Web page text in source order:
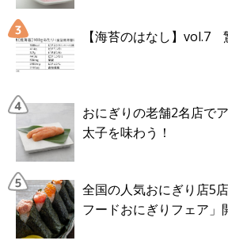
【海苔のはなし】vol.7
おにぎりの老舗2名店で
太子を味わう！
全国の人気おにぎり店5
フードおにぎりフェア」